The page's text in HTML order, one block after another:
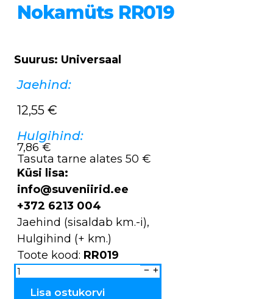
Nokamüts RR019
Suurus: Universaal
Jaehind:
12,55 €
Hulgihind:
7,86 €
Tasuta tarne alates 50 €
Küsi lisa:
info@suveniirid.ee
+372 6213 004
Jaehind (sisaldab km.-i),
Hulgihind (+ km.)
Toote kood: RR019
Nokamüts
RR019
kogus
Lisa ostukorvi